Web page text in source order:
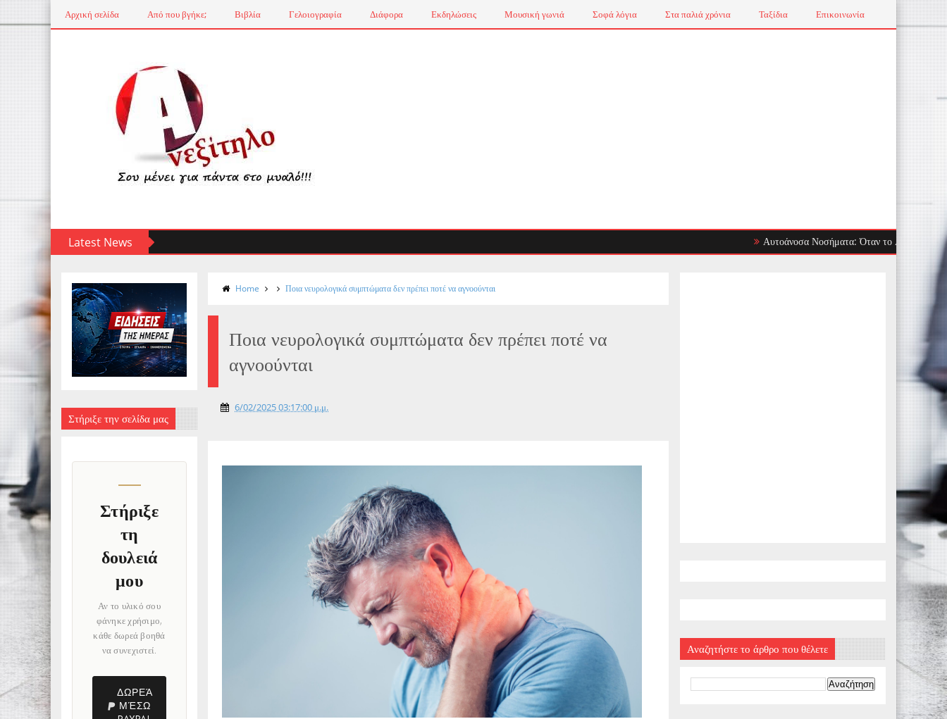
Αρχική σελίδα Από που βγήκε; Βιβλία Γελοιογραφία Διάφορα Εκδηλώσεις Μουσική γωνιά Σοφά λόγια Στα παλιά χρόνια Ταξίδια Επικοινωνία
Latest News Αυτοάνοσα Νοσήματα: Όταν το Ανοσοποιητικό
Στήριξε την σελίδα μας
Στήριξε
τη
δουλειά
μου
Αν το υλικό σου
φάνηκε χρήσιμο,
κάθε δωρεά βοηθά
να συνεχιστεί.
ΔΩΡΕΆ
ΜΈΣΩ
Home Ποια νευρολογικά συμπτώματα δεν πρέπει ποτέ να αγνοούνται
Ποια νευρολογικά συμπτώματα δεν πρέπει ποτέ να
αγνοούνται
6/02/2025 03:17:00 μ.μ.
Αναζητήστε το άρθρο που θέλετε